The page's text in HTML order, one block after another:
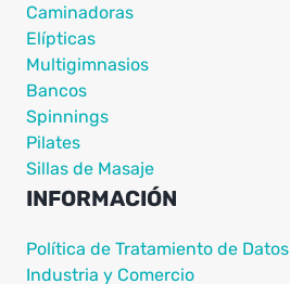
Caminadoras
Elípticas
Multigimnasios
Bancos
Spinnings
Pilates
Sillas de Masaje
INFORMACIÓN
Política de Tratamiento de Datos
Industria y Comercio